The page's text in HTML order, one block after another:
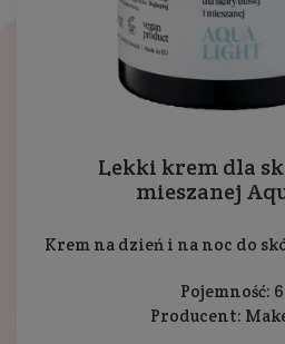
Lekki krem dla
mieszanej
Krem na dzień i na noc do
Pojemność:
Producent: